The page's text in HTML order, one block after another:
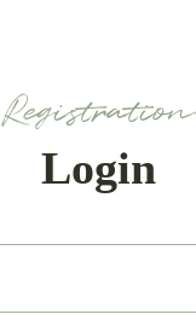
Registration
Login